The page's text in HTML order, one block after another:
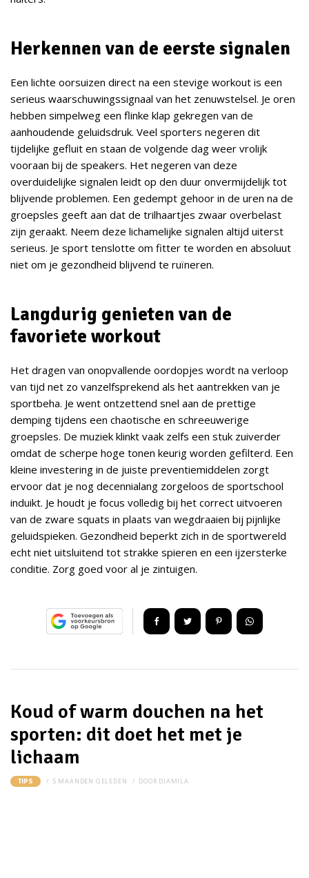
Herkennen van de eerste signalen
Een lichte oorsuizen direct na een stevige workout is een
serieus waarschuwingssignaal van het zenuwstelsel. Je oren
hebben simpelweg een flinke klap gekregen van de
aanhoudende geluidsdruk. Veel sporters negeren dit
tijdelijke gefluit en staan de volgende dag weer vrolijk
vooraan bij de speakers. Het negeren van deze
overduidelijke signalen leidt op den duur onvermijdelijk tot
blijvende problemen. Een gedempt gehoor in de uren na de
groepsles geeft aan dat de trilhaartjes zwaar overbelast
zijn geraakt. Neem deze lichamelijke signalen altijd uiterst
serieus. Je sport tenslotte om fitter te worden en absoluut
niet om je gezondheid blijvend te ruïneren.
Langdurig genieten van de
favoriete workout
Het dragen van onopvallende oordopjes wordt na verloop
van tijd net zo vanzelfsprekend als het aantrekken van je
sportbeha. Je went ontzettend snel aan de prettige
demping tijdens een chaotische en schreeuwerige
groepsles. De muziek klinkt vaak zelfs een stuk zuiverder
omdat de scherpe hoge tonen keurig worden gefilterd. Een
kleine investering in de juiste preventiemiddelen zorgt
ervoor dat je nog decennialang zorgeloos de sportschool
induikt. Je houdt je focus volledig bij het correct uitvoeren
van de zware squats in plaats van wegdraaien bij pijnlijke
geluidspieken. Gezondheid beperkt zich in de sportwereld
echt niet uitsluitend tot strakke spieren en een ijzersterke
conditie. Zorg goed voor al je zintuigen.
Koud of warm douchen na het
sporten: dit doet het met je
lichaam
TIPS 5 MAANDEN GELEDEN DOOR DJAMILA